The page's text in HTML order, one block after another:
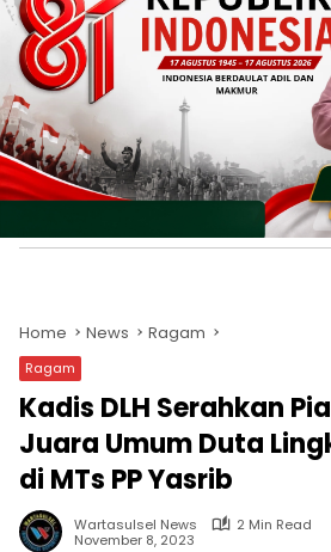
Home News Ragam
Ragam
Kadis DLH Serahkan
Juara Umum Duta
di MTs PP Yasrib
Wartasulsel News
2 Min Read
November 8, 2023